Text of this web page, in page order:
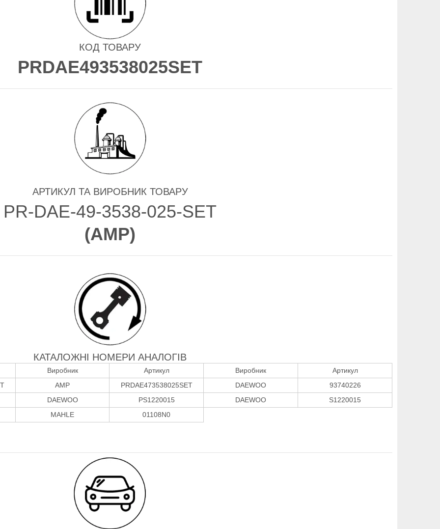
КОД ТОВАРУ
PRDAE493538025SET
АРТИКУЛ ТА ВИРОБНИК ТОВАРУ
PR-DAE-49-3538-025-SET
(AMP)
КАТАЛОЖНІ НОМЕРИ АНАЛОГІВ
Виробник Артикул Виробник
Артикул
AMP PRDAE473538025SET DAEWOO
93740226
DAEWOO
PS1220015 DAEWOO
S1220015
MAHLE
01108N0